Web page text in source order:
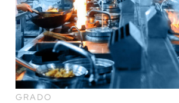
GRADO